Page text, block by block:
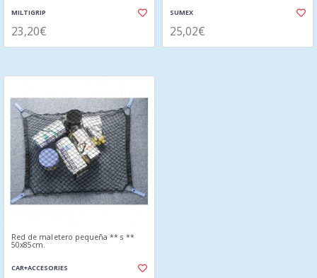
MILTIGRIP
23,20€
SUMEX
25,02€
Red de maletero pequeña ** s **
50x85cm.
CAR+ACCESORIES